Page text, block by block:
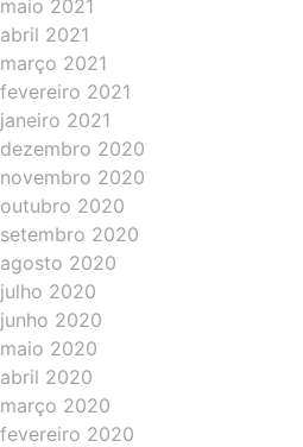
maio 2021
abril 2021
março 2021
fevereiro 2021
janeiro 2021
dezembro 2020
novembro 2020
outubro 2020
setembro 2020
agosto 2020
julho 2020
junho 2020
maio 2020
abril 2020
março 2020
fevereiro 2020